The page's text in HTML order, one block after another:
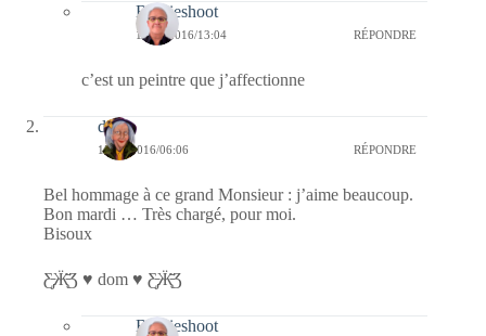
Bernieshoot
17/03/2016/13:04 RÉPONDRE
c’est un peintre que j’affectionne
dom
15/03/2016/06:06 RÉPONDRE
Bel hommage à ce grand Monsieur : j’aime beaucoup.
Bon mardi … Très chargé, pour moi.
Bisoux
Ƹ̵̡Ӝ̵̨̄Ʒ ♥ dom ♥ Ƹ̵̡Ӝ̵̨̄Ʒ
Bernieshoot